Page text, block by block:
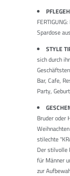
Spardose
STYLE
sich durch
Bar, Cafe,
Party,
Bruder oder
stilechte
Der stilvolle
für Männer
zur